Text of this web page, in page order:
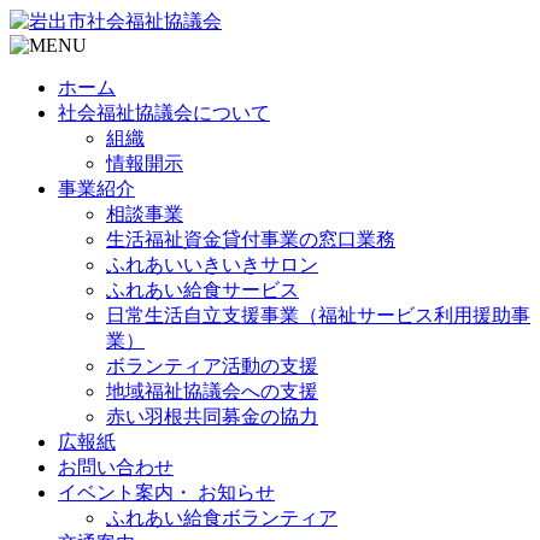
ホーム
社会福祉協議会について
組織
情報開示
事業紹介
相談事業
生活福祉資金貸付事業の窓口業務
ふれあいいきいきサロン
ふれあい給食サービス
日常生活自立支援事業（福祉サービス利用援助事
業）
ボランティア活動の支援
地域福祉協議会への支援
赤い羽根共同募金の協力
広報紙
お問い合わせ
イベント案内・ お知らせ
ふれあい給食ボランティア